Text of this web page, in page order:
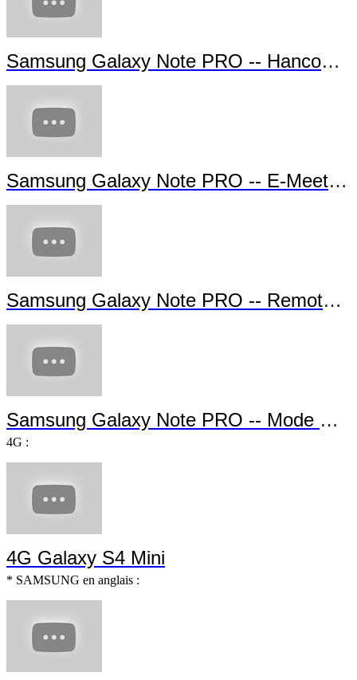
Samsung Galaxy Note PRO -- Partage
Samsung Galaxy Note PRO -- Vidéo
introductive
Samsung Galaxy Note PRO -- Hancom
Samsung Galaxy Note PRO -- E-Meeting
Samsung Galaxy Note PRO -- Remote
Samsung Galaxy Note PRO -- Mode